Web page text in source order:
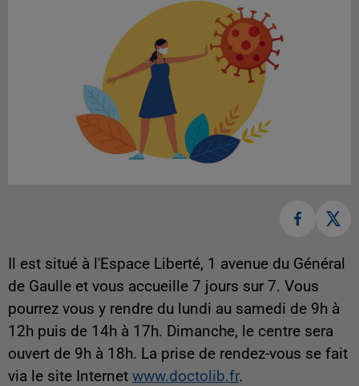
Il est situé à l'Espace Liberté, 1 avenue du Général
de Gaulle et vous accueille 7 jours sur 7. Vous
pourrez vous y rendre du lundi au samedi de 9h à
12h puis de 14h à 17h. Dimanche, le centre sera
ouvert de 9h à 18h. La prise de rendez-vous se fait
via le site Internet www.doctolib.fr.